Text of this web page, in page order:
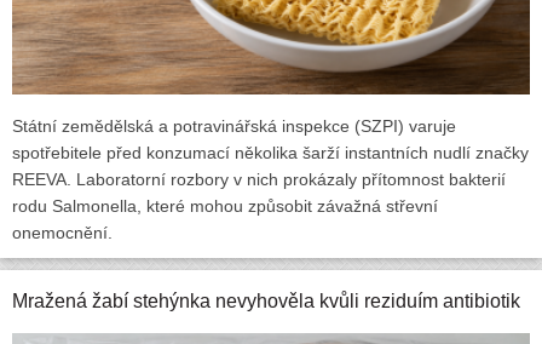
Státní zemědělská a potravinářská inspekce (SZPI) varuje
spotřebitele před konzumací několika šarží instantních nudlí značky
REEVA. Laboratorní rozbory v nich prokázaly přítomnost bakterií
rodu Salmonella, které mohou způsobit závažná střevní
onemocnění.
Mražená žabí stehýnka nevyhověla kvůli reziduím antibiotik